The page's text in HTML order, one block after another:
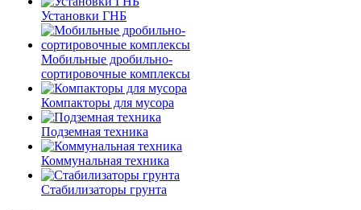
Установки ГНБ
Мобильные дробильно-
сортировочные комплексы
Компакторы для мусора
Подземная техника
Коммунальная техника
Стабилизаторы грунта